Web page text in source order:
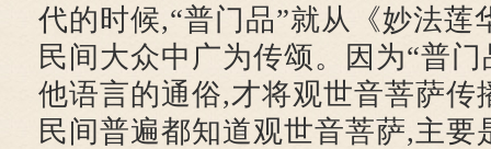
代的时候,“普门品”就从《妙法莲
民间大众中广为传颂。因为“普
他语言的通俗,才将观世音菩萨传
民间普遍都知道观世音菩萨,主要